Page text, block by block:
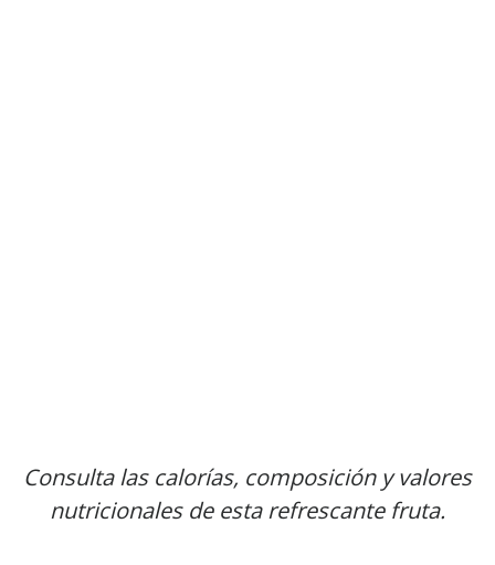
Consulta las calorías, composición y valores
nutricionales de esta refrescante fruta.